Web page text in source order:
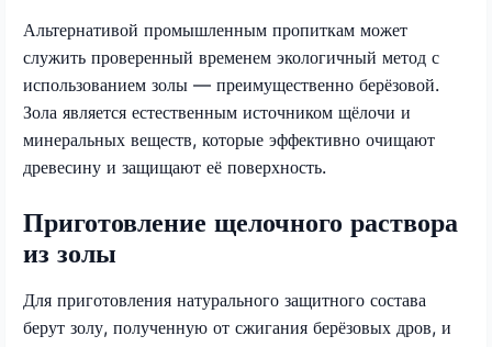
Альтернативой промышленным пропиткам может
служить проверенный временем экологичный метод с
использованием золы — преимущественно берёзовой.
Зола является естественным источником щёлочи и
минеральных веществ, которые эффективно очищают
древесину и защищают её поверхность.
Приготовление щелочного раствора
из золы
Для приготовления натурального защитного состава
берут золу, полученную от сжигания берёзовых дров, и